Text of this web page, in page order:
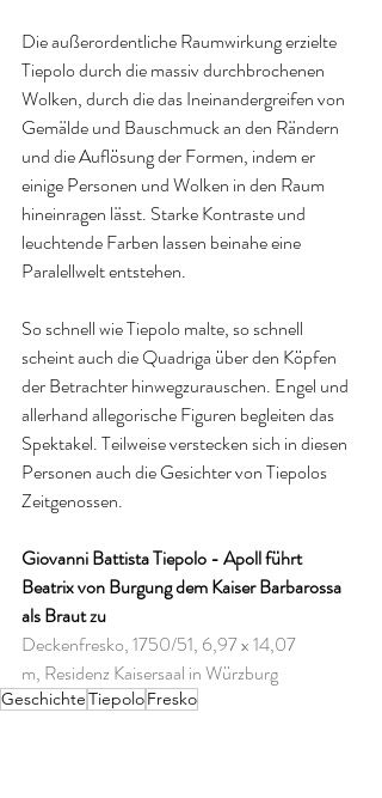
Die außerordentliche Raumwirkung erzielte
Tiepolo durch die massiv durchbrochenen
Wolken, durch die das Ineinandergreifen von
Gemälde und Bauschmuck an den Rändern
und die Auflösung der Formen, indem er
einige Personen und Wolken in den Raum
hineinragen lässt. Starke Kontraste und
leuchtende Farben lassen beinahe eine
Paralellwelt entstehen.
So schnell wie Tiepolo malte, so schnell
scheint auch die Quadriga über den Köpfen
der Betrachter hinwegzurauschen. Engel und
allerhand allegorische Figuren begleiten das
Spektakel. Teilweise verstecken sich in diesen
Personen auch die Gesichter von Tiepolos
Zeitgenossen.
Giovanni Battista Tiepolo - Apoll führt
Beatrix von Burgung dem Kaiser Barbarossa
als Braut zu
Deckenfresko, 1750/51, 6,97 x 14,07
m, Residenz Kaisersaal in Würzburg
GeschichteTiepoloFresko